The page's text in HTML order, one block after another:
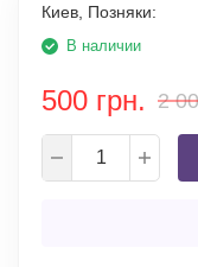
Киев, Позняки:
В наличии
500 грн. 2